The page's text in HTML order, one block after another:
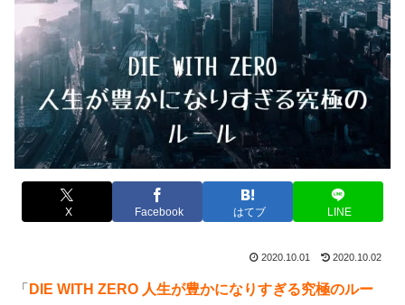
X Facebook はてブ LINE
2020.10.01 2020.10.02
「 DIE WITH ZERO 人生が豊かになりすぎる究極のルー